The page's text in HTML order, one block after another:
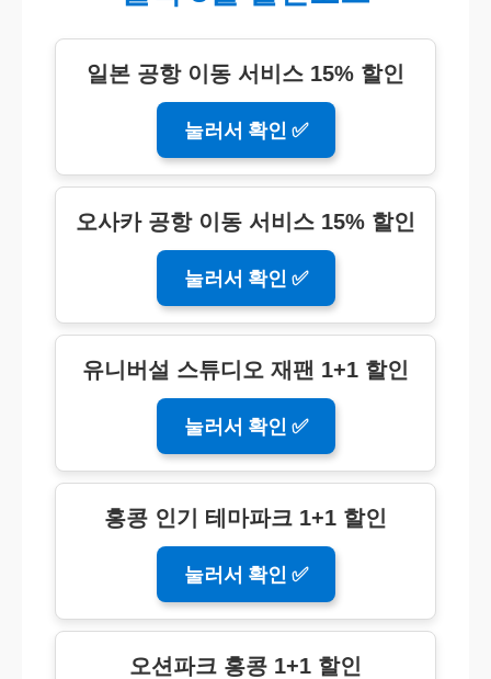
일본 공항 이동 서비스 15% 할인
눌러서 확인 ✅
오사카 공항 이동 서비스 15% 할인
눌러서 확인 ✅
유니버설 스튜디오 재팬 1+1 할인
눌러서 확인 ✅
홍콩 인기 테마파크 1+1 할인
눌러서 확인 ✅
오션파크 홍콩 1+1 할인